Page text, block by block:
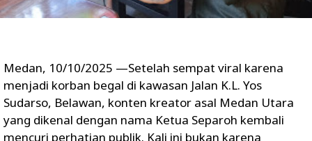
Medan, 10/10/2025 —Setelah sempat viral karena
menjadi korban begal di kawasan Jalan K.L. Yos
Sudarso, Belawan, konten kreator asal Medan Utara
yang dikenal dengan nama Ketua Separoh kembali
mencuri perhatian publik. Kali ini bukan karena